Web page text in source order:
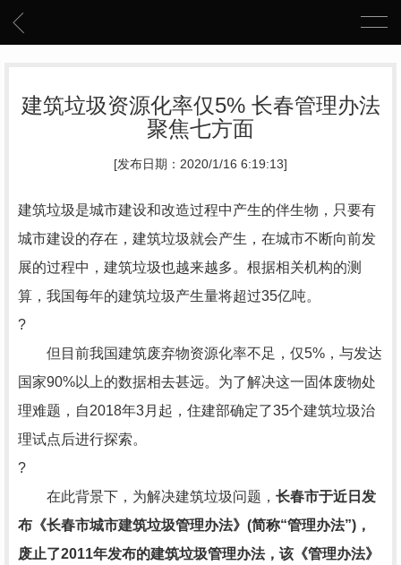
建筑垃圾资源化率仅5% 长春管理办法
聚焦七方面
[发布日期：2020/1/16 6:19:13]
建筑垃圾是城市建设和改造过程中产生的伴生物，只要有
城市建设的存在，建筑垃圾就会产生，在城市不断向前发
展的过程中，建筑垃圾也越来越多。根据相关机构的测
算，我国每年的建筑垃圾产生量将超过35亿吨。
?
但目前我国建筑废弃物资源化率不足，仅5%，与发达
国家90%以上的数据相去甚远。为了解决这一固体废物处
理难题，自2018年3月起，住建部确定了35个建筑垃圾治
理试点后进行探索。
?
在此背景下，为解决建筑垃圾问题， 长春市于近日发
布《长春市城市建筑垃圾管理办法》(简称“管理办法”)，
废止了2011年发布的建筑垃圾管理办法，该《管理办法》